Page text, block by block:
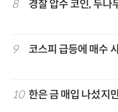
8 경찰 압수 코인, 두
9 코스피 급등에 매수
10 한은 금 매입 나섰지